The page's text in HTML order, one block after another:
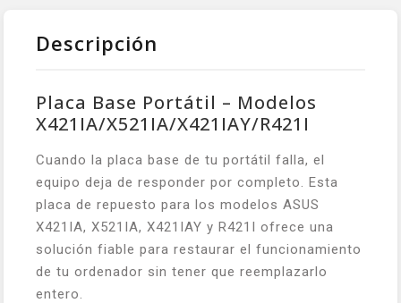
Descripción
Placa Base Portátil – Modelos
X421IA/X521IA/X421IAY/R421I
Cuando la placa base de tu portátil falla, el
equipo deja de responder por completo. Esta
placa de repuesto para los modelos ASUS
X421IA, X521IA, X421IAY y R421I ofrece una
solución fiable para restaurar el funcionamiento
de tu ordenador sin tener que reemplazarlo
entero.